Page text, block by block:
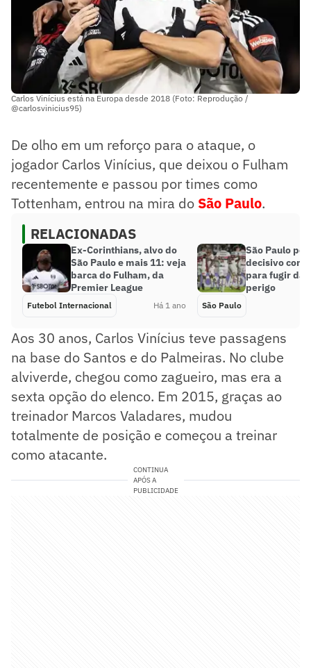
Carlos Vinícius está na Europa desde 2018 (Foto: Reprodução /
@carlosvinicius95)
De olho em um reforço para o ataque, o
jogador Carlos Vinícius, que deixou o Fulham
recentemente e passou por times como
Tottenham, entrou na mira do São Paulo.
RELACIONADAS
Ex-Corinthians, alvo do
São Paulo e mais 11: veja
barca do Fulham, da
Premier League
Futebol Internacional Há 1 ano
São Paulo
decisivo
para fugir da
perigo
São Paulo
Aos 30 anos, Carlos Vinícius teve passagens
na base do Santos e do Palmeiras. No clube
alviverde, chegou como zagueiro, mas era a
sexta opção do elenco. Em 2015, graças ao
treinador Marcos Valadares, mudou
totalmente de posição e começou a treinar
como atacante.
CONTINUA
APÓS A
PUBLICIDADE